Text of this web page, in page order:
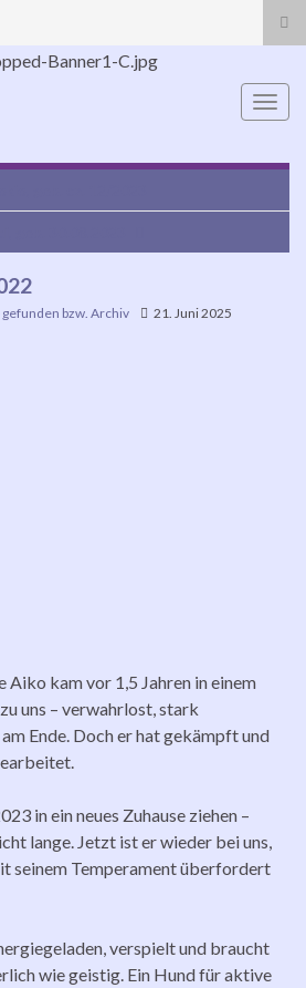
bzw. Archiv 21. Juni 2025
Aiko kam vor 1,5 Jahren in einem
uns – verwahrlost, stark
Ende. Doch er hat gekämpft und
in ein neues Zuhause ziehen –
lange. Jetzt ist er wieder bei uns,
seinem Temperament überfordert
verspielt und braucht
wie geistig. Ein Hund für aktive